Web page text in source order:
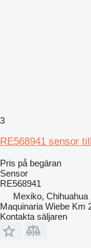
3
RE568941 sensor
Pris på begäran
Sensor
RE568941
Mexiko, Chihuahua
Maquinaria Wiebe Km
Kontakta säljaren